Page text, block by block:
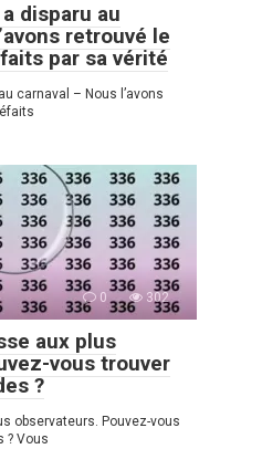
disparu au
retrouvé le
par sa vérité
carnaval – Nous l’avons
0 302
aux plus
vous trouver
?
observateurs. Pouvez-vous
? Vous